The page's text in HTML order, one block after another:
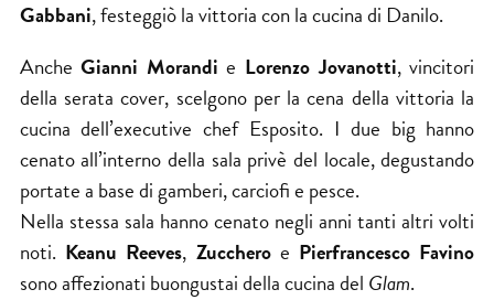
Gabbani, festeggiò​ la vittoria con la cucina di Danilo.
Anche Gianni Morandi e Lorenzo Jovanotti, vincitori
della serata cover, scelgono per la cena della vittoria la
cucina dell’executive chef Esposito. I due​ big hanno
cenato all’interno della sala privè del locale, degustando
portate a base di gamberi, carciofi e pesce.
Nella stessa sala hanno cenato negli anni tanti altri volti
noti. Keanu Reeves, Zuccheroe Pierfrancesco Favino
sono affezionati buongustai​ della cucina del Glam.